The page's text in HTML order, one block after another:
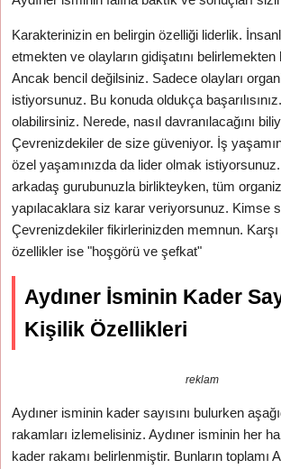
Karakterinizin en belirgin özelliği liderlik.
etmekten ve olayların gidişatını
Ancak bencil değilsiniz. Sadece olayları
istiyorsunuz. Bu konuda oldukça
olabilirsiniz. Nerede, nasıl davranılacağını
Çevrenizdekiler de size güveniyor. İş
özel yaşamınızda da lider olmak
arkadaş gurubunuzla birlikteyken, tüm
yapılacaklara siz karar veriyorsunuz. Kimse
Çevrenizdekiler fikirlerinizden memnun. Karşı
özellikler ise "hoşgörü ve şefkat"
Aydıner İsminin Kader
Kişilik Özellikleri
reklam
Aydıner isminin kader sayısını bulurken
rakamları izlemelisiniz. Aydıner isminin her
kader rakamı belirlenmiştir. Bunların toplamı